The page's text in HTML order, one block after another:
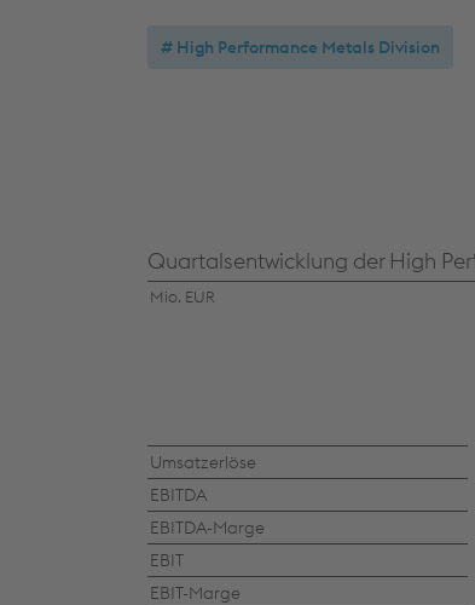
High Performance Metals Division
Quartalsentwicklung der High
Mio. EUR
Umsatzerlöse
EBITDA
EBITDA-Marge
EBIT
EBIT-Marge